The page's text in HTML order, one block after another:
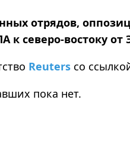
отрядов,
к северо-востоку
Reuters со
пока нет.